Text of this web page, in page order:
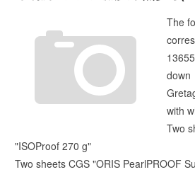
The
down
with
Two
"ISOProof 270 g"
Two sheets CGS "ORIS PearlPROOF